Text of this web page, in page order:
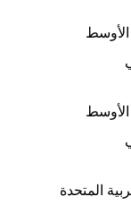
المتحدة